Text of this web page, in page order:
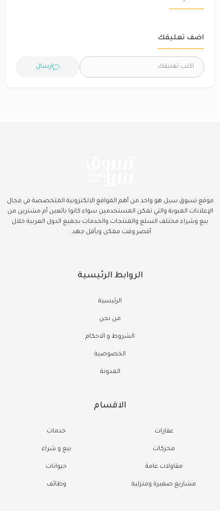
اضف تعليقك
ارسال
موقع تسوق سيل هو واحد من أهم المواقع الالكترونية المتخصصة في مجال
الإعلانات المبوبة والتي تمكن المستخدمين سواء كانوا بائعين أم مشترين من
بيع وشراء مختلف السلع والمنتجات والخدمات بجميع الدول العربية خلال
أقصر وقت ممكن وبأقل جهد .
الروابط الرئيسية
الرئيسية
من نحن
الشروط و الاحكام
الخصوصية
المدونة
الاقسام
عقارات
محركات
مقاولات عامة
مشاريع صغيرة ومنزلية
خدمات
بيع و شراء
حيوانات
وظائف